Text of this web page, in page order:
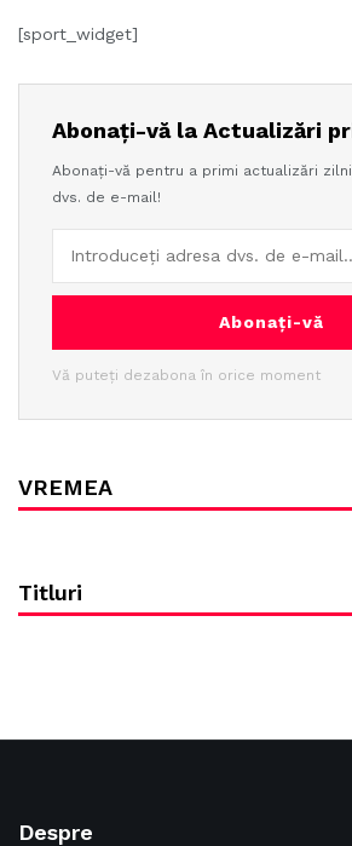
[sport_widget]
Abonați-vă la Actualizări
Abonați-vă pentru a primi actualizări
dvs. de e-mail!
Abonați-vă
Vă puteți dezabona în orice moment
VREMEA
Titluri
Despre